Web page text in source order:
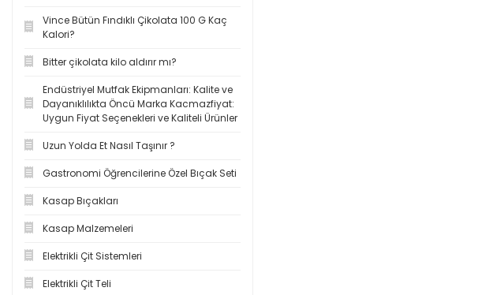
Vince Bütün Fındıklı Çikolata 100 G Kaç
Kalori?
Bitter çikolata kilo aldırır mı?
Endüstriyel Mutfak Ekipmanları: Kalite ve
Dayanıklılıkta Öncü Marka Kacmazfiyat:
Uygun Fiyat Seçenekleri ve Kaliteli Ürünler
Uzun Yolda Et Nasıl Taşınır ?
Gastronomi Öğrencilerine Özel Bıçak Seti
Kasap Bıçakları
Kasap Malzemeleri
Elektrikli Çit Sistemleri
Elektrikli Çit Teli